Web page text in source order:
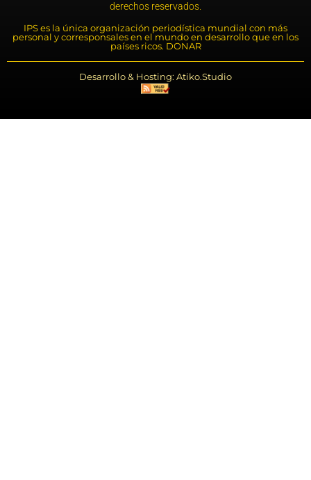
derechos reservados.
IPS es la única organización periodística mundial con más
personal y corresponsales en el mundo en desarrollo que en los
países ricos. DONAR
Desarrollo & Hosting: Atiko.Studio